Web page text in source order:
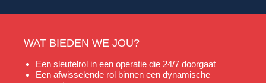
WAT BIEDEN WE JOU?
Een sleutelrol in een operatie die 24/7 doorgaat
Een afwisselende rol binnen een dynamische